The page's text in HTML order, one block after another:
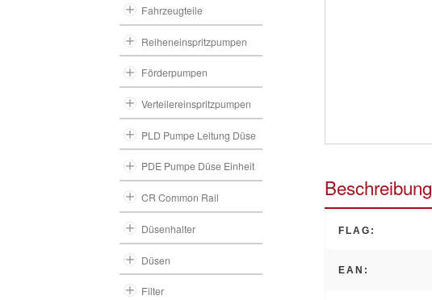
Beschreibung
FLAG:
EAN:
Fahrzeugteile
Reiheneinspritzpumpen
Förderpumpen
Verteilereinspritzpumpen
PLD Pumpe Leitung Düse
PDE Pumpe Düse Einheit
CR Common Rail
Düsenhalter
Düsen
Filter